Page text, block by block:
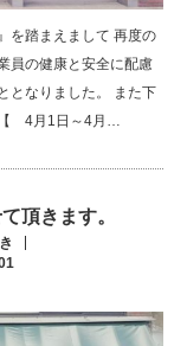
を踏まえまして 再度の
員の健康と安全に配慮
となりました。 また下
【 4月1日～4月…
頂きます。